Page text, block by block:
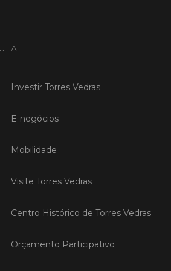
Investir Torres Vedras
E-negócios
Mobilidade
Visite Torres Vedras
Centro Histórico de Torres Vedras
Orçamento Participativo